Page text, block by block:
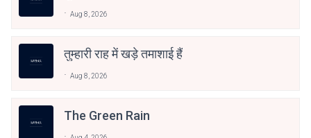
Aug 8, 2026
तुम्हारी राह में खड़े तमाशाई हैं
Aug 8, 2026
The Green Rain